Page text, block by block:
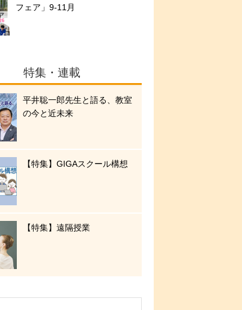
フェア」9-11月
特集・連載
平井聡一郎先生と語る、教室
の今と近未来
【特集】GIGAスクール構想
【特集】遠隔授業